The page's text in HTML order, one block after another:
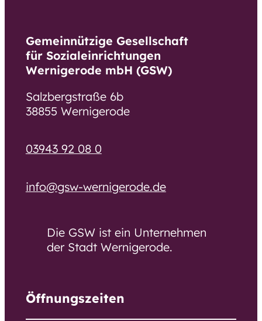
Gemeinnützige Gesellschaft
für Sozialeinrichtungen
Wernigerode mbH (GSW)
Salzbergstraße 6b
38855 Wernigerode
03943 92 08 0
info@gsw-wernigerode.de
Die GSW ist ein Unternehmen
der Stadt Wernigerode.
Öffnungszeiten